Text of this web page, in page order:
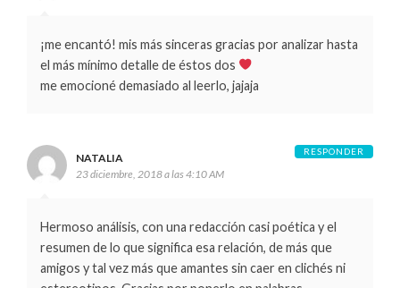
¡me encantó! mis más sinceras gracias por analizar hasta
el más mínimo detalle de éstos dos
me emocioné demasiado al leerlo, jajaja
NATALIA
23 diciembre, 2018 a las 4:10 AM
Hermoso análisis, con una redacción casi poética y el
resumen de lo que significa esa relación, de más que
amigos y tal vez más que amantes sin caer en clichés ni
RESPONDER